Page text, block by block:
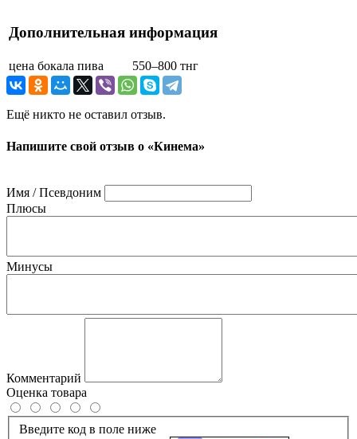
Дополнительная информация
цена бокала пива 550–800 тнг
Ещё никто не оставил отзыв.
Напишите свой отзыв о «Кинема»
Имя / Псевдоним
Плюсы
Минусы
Комментарий
Оценка товара
Введите код в поле ниже